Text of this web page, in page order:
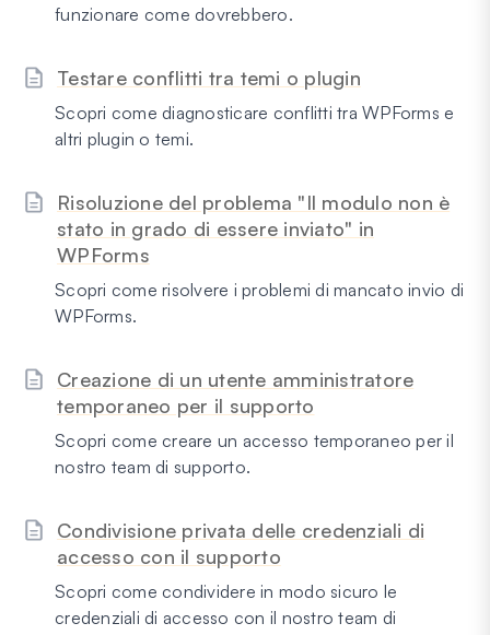
funzionare come dovrebbero.
Testare conflitti tra temi o plugin
Scopri come diagnosticare conflitti tra WPForms e
altri plugin o temi.
Risoluzione del problema "Il modulo non è
stato in grado di essere inviato" in
WPForms
Scopri come risolvere i problemi di mancato invio di
WPForms.
Creazione di un utente amministratore
temporaneo per il supporto
Scopri come creare un accesso temporaneo per il
nostro team di supporto.
Condivisione privata delle credenziali di
accesso con il supporto
Scopri come condividere in modo sicuro le
credenziali di accesso con il nostro team di